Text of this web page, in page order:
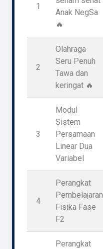
1
Anak NegSa
🔥
2
Olahraga
Seru Penuh
Tawa dan
keringat 🔥
3
Modul
Sistem
Persamaan
Linear Dua
Variabel
4
Perangkat
Pembelajaran
Fisika Fase
F2
Perangkat